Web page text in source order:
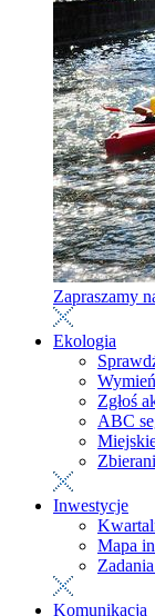
Zapraszamy
Ekologia
Zgłoś
ABC
Inwestycje
Mapa
Komunikacja